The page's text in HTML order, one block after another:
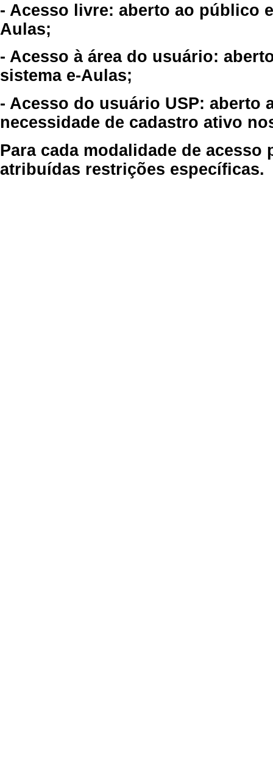
- Acesso livre: aberto ao público
Aulas;
- Acesso à área do usuário:
sistema e-Aulas;
- Acesso do usuário USP: aberto
necessidade de cadastro ativo
Para cada modalidade de
atribuídas restrições específicas.